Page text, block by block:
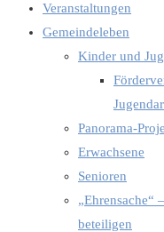
Veranstaltungen
Gemeindeleben
Kinder und
Panorama-
Erwachsene
Senioren
„Ehrensache“
beteiligen